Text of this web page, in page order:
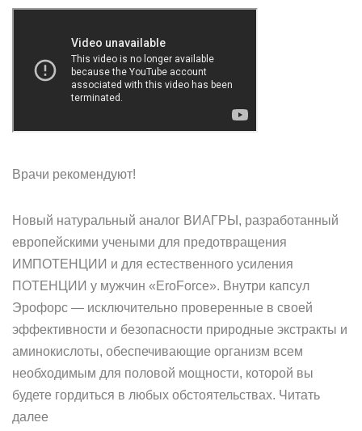
Врачи рекомендуют!
Новый натуральный аналог ВИАГРЫ, разработанный
европейскими учеными для предотвращения
ИМПОТЕНЦИИ и для естественного усиления
ПОТЕНЦИИ у мужчин «EroForce». Внутри капсул
Эрофорс — исключительно проверенные в своей
эффективности и безопасности природные экстракты и
аминокислоты, обеспечивающие организм всем
необходимым для половой мощности, которой вы
будете гордиться в любых обстоятельствах. Читать
далее